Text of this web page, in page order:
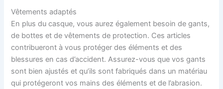
Vêtements adaptés
En plus du casque, vous aurez également besoin de gants,
de bottes et de vêtements de protection. Ces articles
contribueront à vous protéger des éléments et des
blessures en cas d’accident. Assurez-vous que vos gants
sont bien ajustés et qu’ils sont fabriqués dans un matériau
qui protégeront vos mains des éléments et de l’abrasion.